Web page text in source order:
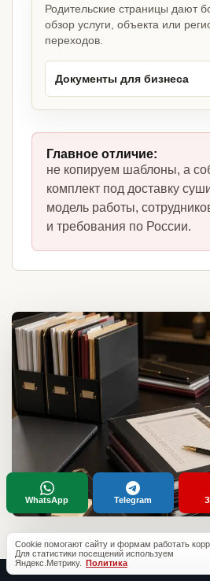
Родительские страницы дают
обзор услуги, объекта или
переходов.
Документы для бизнеса
Главное отличие:
не копируем шаблоны, а
комплект под доставку
модель работы,
и требования по России.
Cookie помогают сайту и формам работать
Для статистики посещений используем
Яндекс.Метрику. Политика
WhatsApp Telegram